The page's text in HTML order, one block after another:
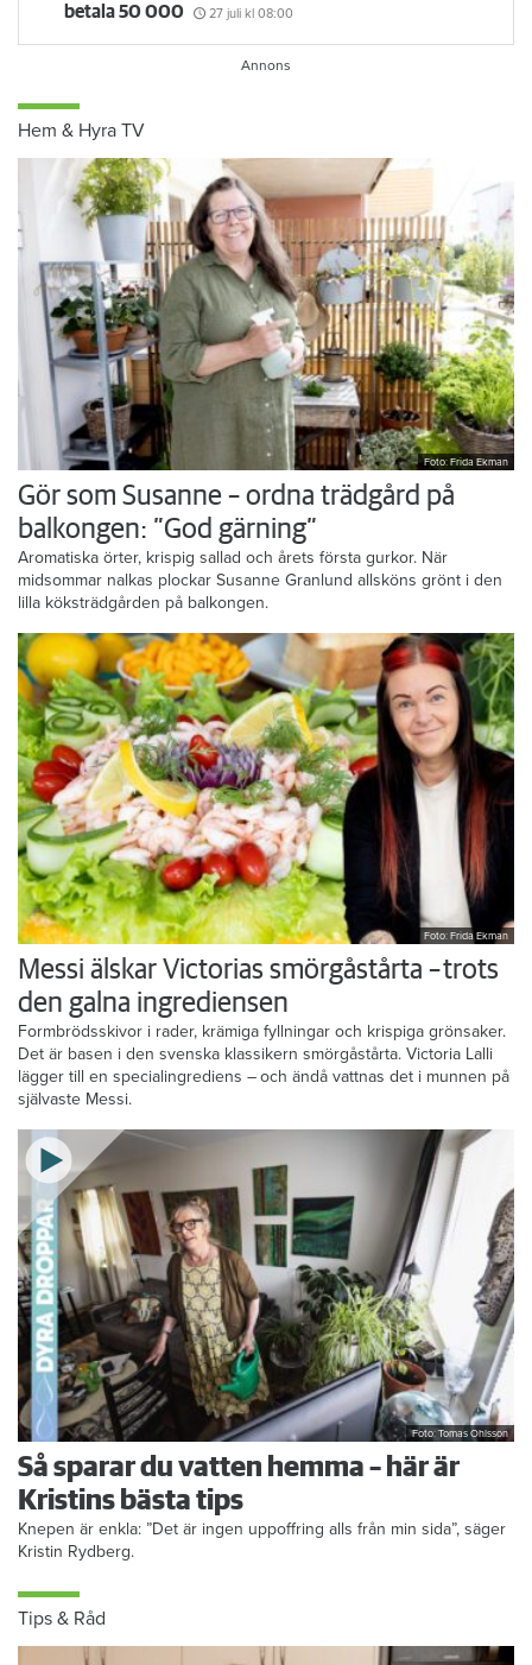
betala 50 000
27 juli kl 08:00
Hem & Hyra TV
Foto: Frida Ekman
Gör som Susanne – ordna trädgård på
balkongen: ”God gärning”
Aromatiska örter, krispig sallad och årets första gurkor. När
midsommar nalkas plockar Susanne Granlund allsköns grönt i den
lilla köksträdgården på balkongen.
Foto: Frida Ekman
Messi älskar Victorias smörgåstårta – trots
den galna ingrediensen
Formbrödsskivor i rader, krämiga fyllningar och krispiga grönsaker.
Det är basen i den svenska klassikern smörgåstårta. Victoria Lalli
lägger till en specialingrediens – och ändå vattnas det i munnen på
självaste Messi.
Foto: Tomas Ohlsson
Så sparar du vatten hemma – här är
Kristins bästa tips
Knepen är enkla: ”Det är ingen uppoffring alls från min sida”, säger
Kristin Rydberg.
Tips & Råd